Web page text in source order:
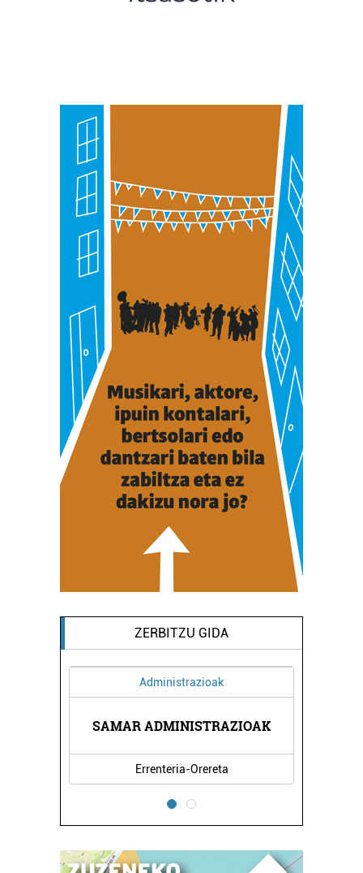
ZERBITZU GIDA
Administrazioak
SAMAR ADMINISTRAZIOAK
Errenteria-Orereta